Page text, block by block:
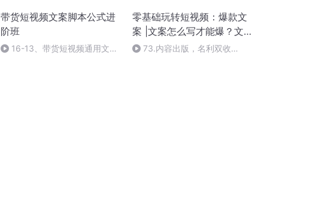
带货短视频文案脚本公式进
阶班
16-13、带货短视频通用文案
零基础玩转短视频：爆款文
案 |文案怎么写才能爆？文
案新手教程|静悄悄 演播
73.内容出版，名利双收